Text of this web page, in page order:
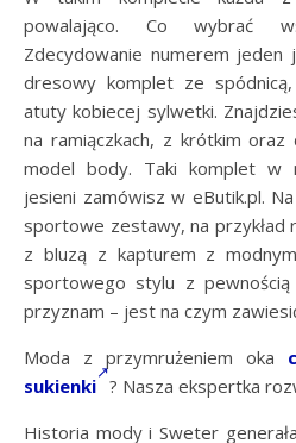
powalająco. Co wybrać
Zdecydowanie numerem jeden
dresowy komplet ze
atuty kobiecej sylwetki.
na ramiączkach, z krótkim oraz
model body. Taki komplet w
jesieni zamówisz w eButik.pl.
sportowe zestawy, na przykład
z bluzą z kapturem z modnym
sportowego stylu z
przyznam – jest na czym
Moda z przymrużeniem oka
sukienki ? Nasza ekspertka
Historia mody i Sweter